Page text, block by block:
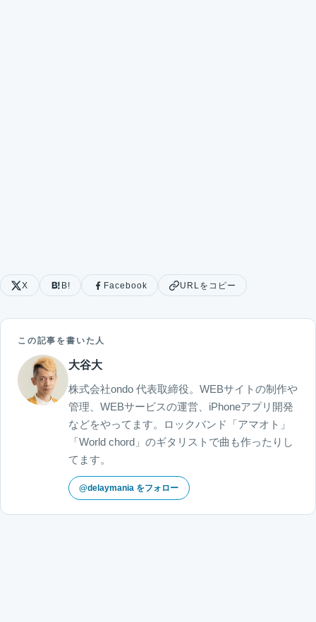
X B! Facebook URLをコピー
この記事を書いた人
大谷大
株式会社ondo 代表取締役。WEBサイトの制作や
管理、WEBサービスの運営、iPhoneアプリ開発
などをやってます。ロックバンド「アマオト」
「World chord」のギタリストで曲も作ったりし
てます。
@delaymania をフォロー